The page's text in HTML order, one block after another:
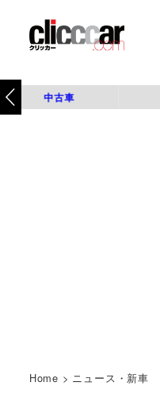
中古車
Home > ニュース・新車